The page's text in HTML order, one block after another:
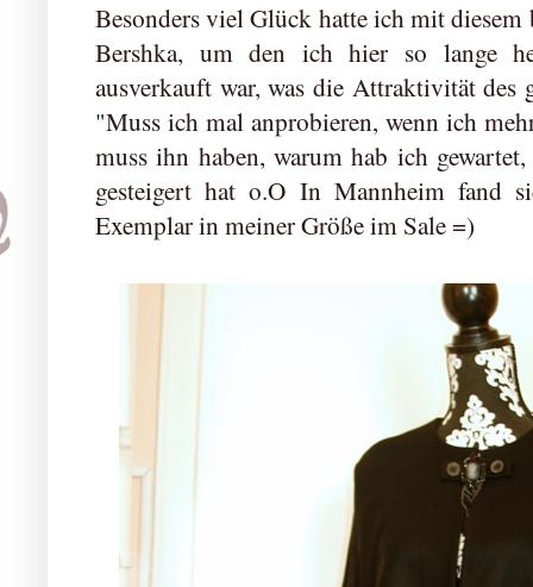
Besonders viel Glück hatte ich mit
Bershka, um den ich hier so lange
ausverkauft war, was die Attraktivität des
"Muss ich mal anprobieren, wenn ich
muss ihn haben, warum hab ich
gesteigert hat o.O In Mannheim fand
Exemplar in meiner Größe im Sale =)